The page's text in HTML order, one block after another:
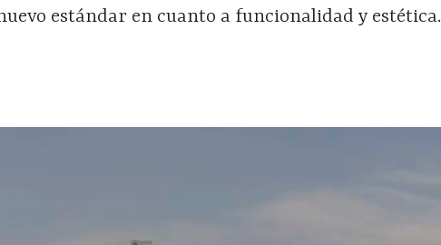
estándar en cuanto a funcionalidad y estética.